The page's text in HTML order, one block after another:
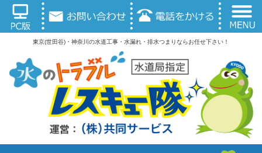
東京(世田谷)・神奈川の水道工事・水漏れ・排水つまりならお任せ下さい！